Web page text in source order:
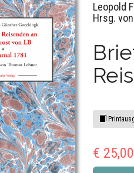
Leopold
Hrsg.
€ 25,00